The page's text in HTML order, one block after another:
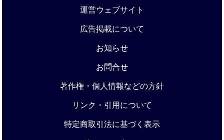
運営ウェブサイト
広告掲載について
お知らせ
お問合せ
著作権・個人情報などの方針
リンク・引用について
特定商取引法に基づく表示